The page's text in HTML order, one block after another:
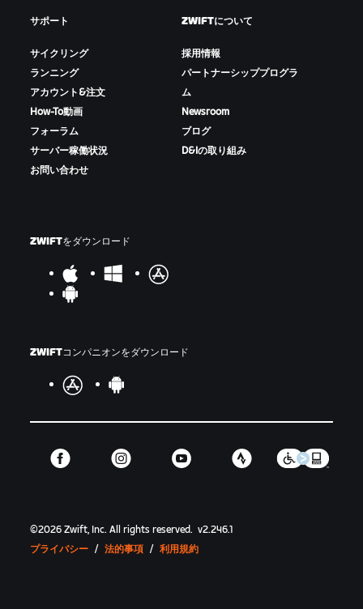
サポート
サイクリング
ランニング
アカウント&注文
How-To動画
フォーラム
サーバー稼働状況
お問い合わせ
ZWIFTについて
採用情報
パートナーシッププログラ
ム
Newsroom
ブログ
D&Iの取り組み
ZWIFTをダウンロード
ZWIFTコンパニオンをダウンロード
©2026 Zwift, Inc.All rights reserved. v2.246.1
プライバシー / 法的事項 / 利用規約